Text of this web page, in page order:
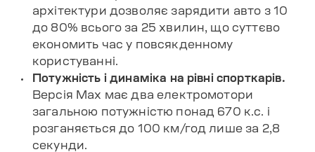
архітектури дозволяє зарядити авто з 10
до 80% всього за 25 хвилин, що суттєво
економить час у повсякденному
користуванні.
Потужність і динаміка на рівні спорткарів.
Версія Max має два електромотори
загальною потужністю понад 670 к.с. і
розганяється до 100 км/год лише за 2,8
секунди.